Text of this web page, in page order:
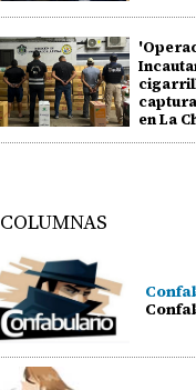
en La
COLUMNAS